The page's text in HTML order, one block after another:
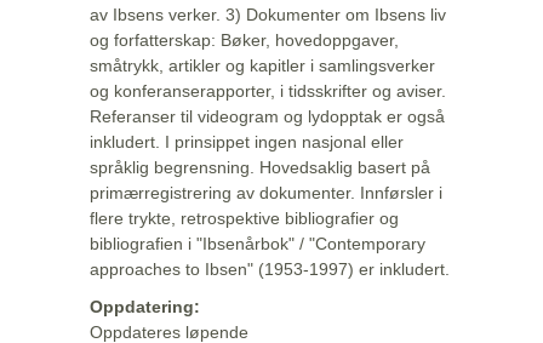
av Ibsens verker. 3) Dokumenter om Ibsens liv
og forfatterskap: Bøker, hovedoppgaver,
småtrykk, artikler og kapitler i samlingsverker
og konferanserapporter, i tidsskrifter og aviser.
Referanser til videogram og lydopptak er også
inkludert. I prinsippet ingen nasjonal eller
språklig begrensning. Hovedsaklig basert på
primærregistrering av dokumenter. Innførsler i
flere trykte, retrospektive bibliografier og
bibliografien i "Ibsenårbok" / "Contemporary
approaches to Ibsen" (1953-1997) er inkludert.
Oppdatering:
Oppdateres løpende